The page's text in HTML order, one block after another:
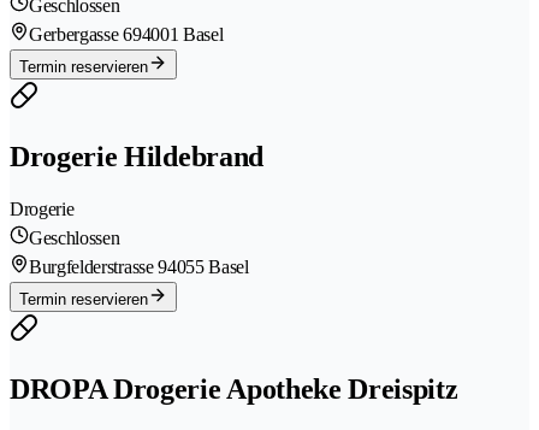
Geschlossen
Gerbergasse 694001 Basel
Termin reservieren
Drogerie Hildebrand
Drogerie
Geschlossen
Burgfelderstrasse 94055 Basel
Termin reservieren
DROPA Drogerie Apotheke Dreispitz